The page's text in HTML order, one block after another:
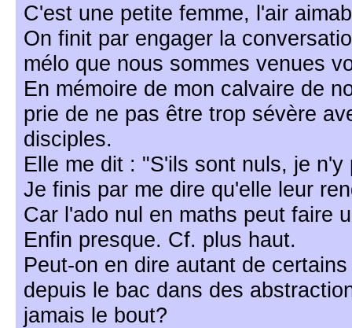
C'est une petite femme, l'air
On finit par engager la
mélo que nous sommes venues
En mémoire de mon calvaire de
prie de ne pas être trop sévère
disciples.
Elle me dit : "S'ils sont nuls, je n'y
Je finis par me dire qu'elle leur
Car l'ado nul en maths peut faire
Enfin presque. Cf. plus haut.
Peut-on en dire autant de
depuis le bac dans des
jamais le bout?